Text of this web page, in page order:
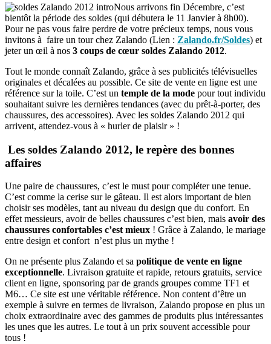
Nous arrivons fin Décembre, c’est
bientôt la période des soldes (qui débutera le 11 Janvier à 8h00).
Pour ne pas vous faire perdre de votre précieux temps, nous vous
invitons à faire un tour chez Zalando (Lien : Zalando.fr/Soldes) et
jeter un œil à nos 3 coups de cœur soldes Zalando 2012.
Tout le monde connaît Zalando, grâce à ses publicités télévisuelles
originales et décalées au possible. Ce site de vente en ligne est une
référence sur la toile. C’est un temple de la mode pour tout individu
souhaitant suivre les dernières tendances (avec du prêt-à-porter, des
chaussures, des accessoires). Avec les soldes Zalando 2012 qui
arrivent, attendez-vous à « hurler de plaisir » !
Les soldes Zalando 2012, le repère des bonnes
affaires
Une paire de chaussures, c’est le must pour compléter une tenue.
C’est comme la cerise sur le gâteau. Il est alors important de bien
choisir ses modèles, tant au niveau du design que du confort. En
effet messieurs, avoir de belles chaussures c’est bien, mais avoir des
chaussures confortables c’est mieux ! Grâce à Zalando, le mariage
entre design et confort n’est plus un mythe !
On ne présente plus Zalando et sa politique de vente en ligne
exceptionnelle. Livraison gratuite et rapide, retours gratuits, service
client en ligne, sponsoring par de grands groupes comme TF1 et
M6… Ce site est une véritable référence. Non content d’être un
exemple à suivre en termes de livraison, Zalando propose en plus un
choix extraordinaire avec des gammes de produits plus intéressantes
les unes que les autres. Le tout à un prix souvent accessible pour
tous !